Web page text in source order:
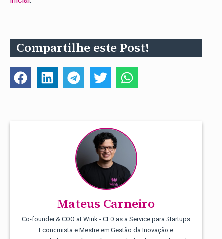
Compartilhe este Post!
Mateus Carneiro
Co-founder & COO at Wink - CFO as a Service para Startups
Economista e Mestre em Gestão da Inovação e